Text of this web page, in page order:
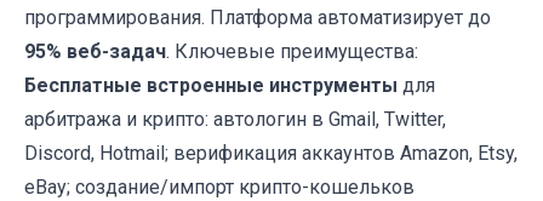
программирования. Платформа автоматизирует до
95% веб-задач. Ключевые преимущества:
Бесплатные встроенные инструменты для
арбитража и крипто: автологин в Gmail, Twitter,
Discord, Hotmail; верификация аккаунтов Amazon, Etsy,
eBay; создание/импорт крипто-кошельков